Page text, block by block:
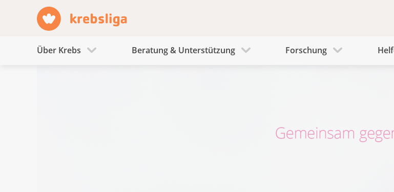
Über Krebs Beratung & Unterstützung Forschung